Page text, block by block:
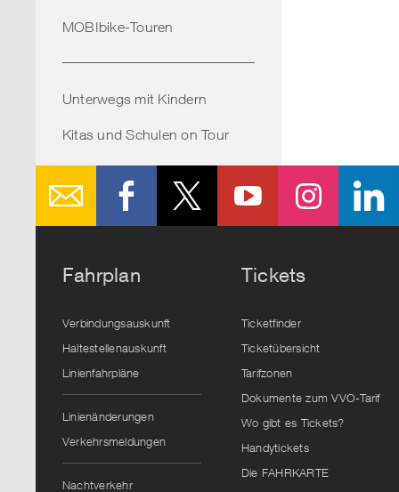
MOBIbike-Touren
Unterwegs mit Kindern
Kitas und Schulen on Tour
Fahrplan
Verbindungsauskunft
Haltestellenauskunft
Linienfahrpläne
Linienänderungen
Verkehrsmeldungen
Nachtverkehr
Tickets
Ticketfinder
Ticketübersicht
Tarifzonen
Dokumente zum VVO-Tarif
Wo gibt es Tickets?
Handytickets
Die FAHRKARTE